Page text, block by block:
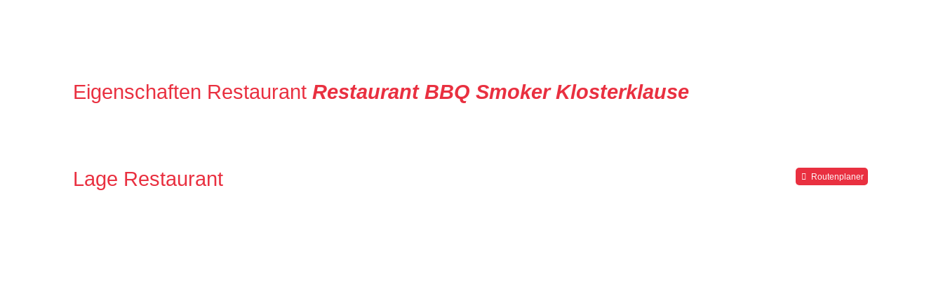
Eigenschaften Restaurant Restaurant BBQ Smoker Klosterklause
Lage Restaurant Routenplaner